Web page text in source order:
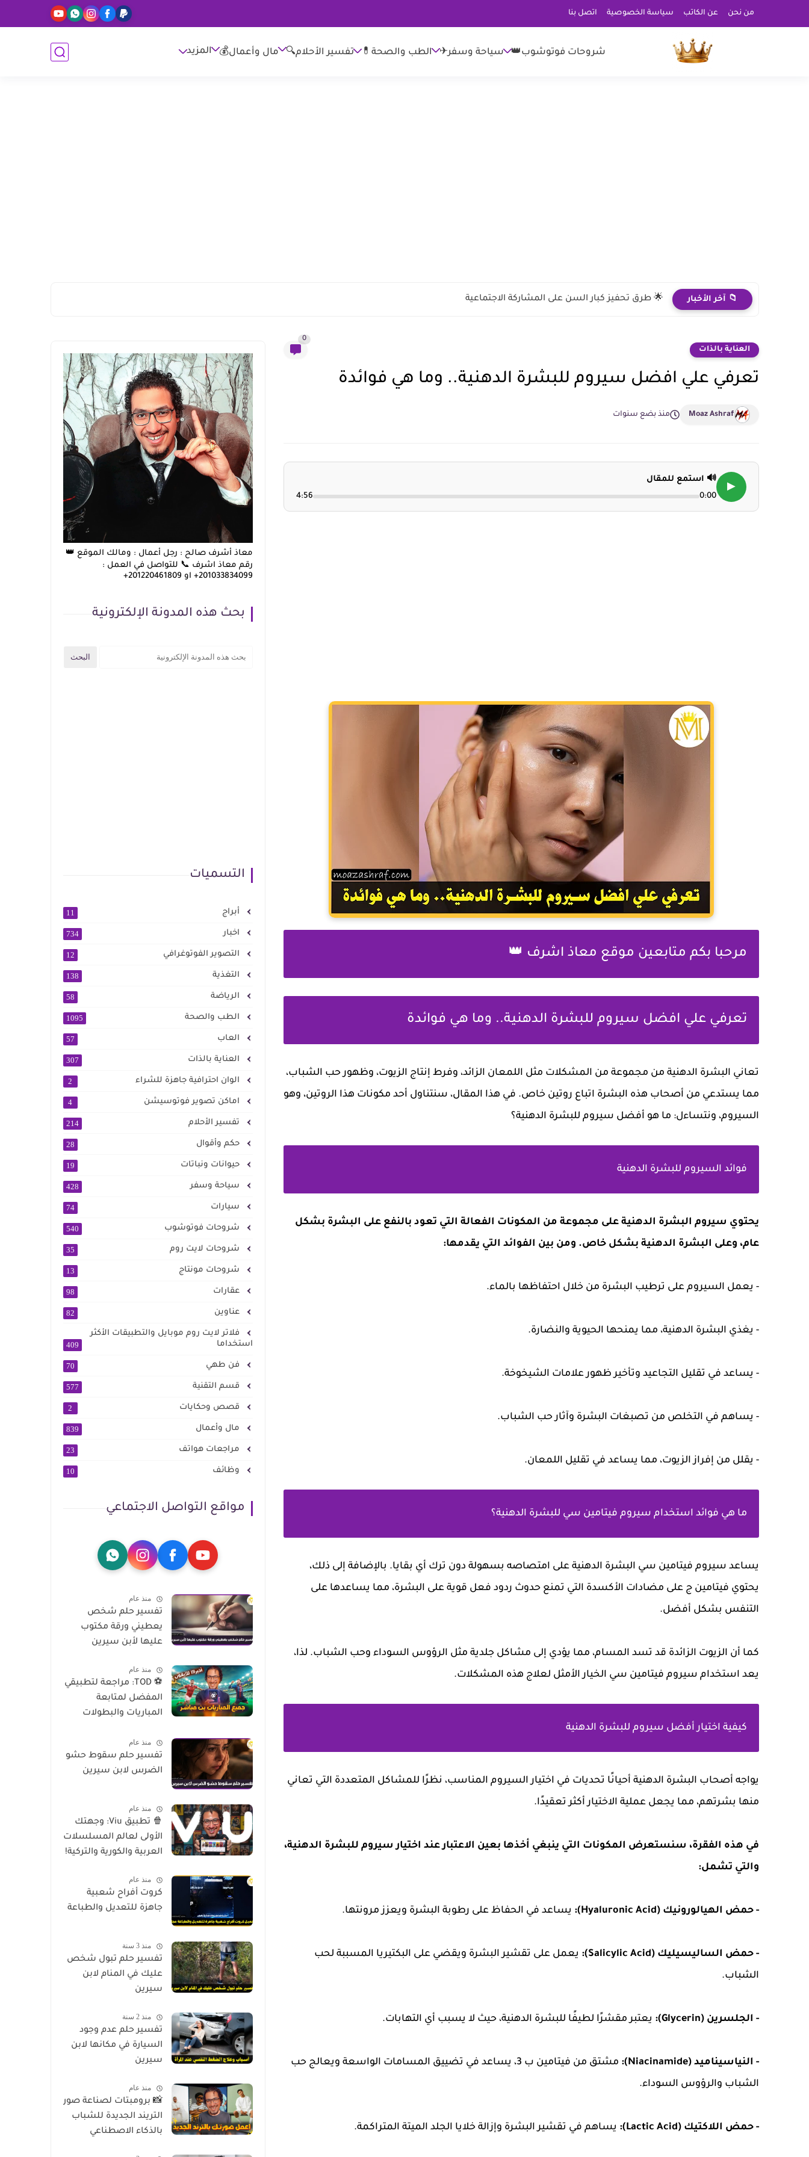
من نحن عن الكاتب سياسة الخصوصية اتصل بنا
شروحات فوتوشوب👑 سياحة وسفر✈ الطب والصحة💊 تفسير الأحلام🔍 مال وأعمال💰 المزيد
📁 آخر الأخبار 🌟 طرق تحفيز كبار السن على المشاركة الاجتماعية
العناية بالذات
0
تعرفي علي افضل سيروم للبشرة الدهنية.. وما هي فوائدة
Moaz Ashraf منذ بضع سنوات
▶
🔊 استمع للمقال
0:00
4:56
مرحبا بكم متابعين موقع معاذ اشرف 👑
تعرفي علي افضل سيروم للبشرة الدهنية.. وما هي فوائدة
تعاني البشرة الدهنية من مجموعة من المشكلات مثل اللمعان الزائد، وفرط إنتاج الزيوت، وظهور حب الشباب،
مما يستدعي من أصحاب هذه البشرة اتباع روتين خاص. في هذا المقال، سنتناول أحد مكونات هذا الروتين، وهو
السيروم، ونتساءل: ما هو أفضل سيروم للبشرة الدهنية؟
فوائد السيروم للبشرة الدهنية
يحتوي سيروم البشرة الدهنية على مجموعة من المكونات الفعالة التي تعود بالنفع على البشرة بشكل
عام، وعلى البشرة الدهنية بشكل خاص. ومن بين الفوائد التي يقدمها:
- يعمل السيروم على ترطيب البشرة من خلال احتفاظها بالماء.
- يغذي البشرة الدهنية، مما يمنحها الحيوية والنضارة.
- يساعد في تقليل التجاعيد وتأخير ظهور علامات الشيخوخة.
- يساهم في التخلص من تصبغات البشرة وآثار حب الشباب.
- يقلل من إفراز الزيوت، مما يساعد في تقليل اللمعان.
ما هي فوائد استخدام سيروم فيتامين سي للبشرة الدهنية؟
يساعد سيروم فيتامين سي البشرة الدهنية على امتصاصه بسهولة دون ترك أي بقايا. بالإضافة إلى ذلك،
يحتوي فيتامين ج على مضادات الأكسدة التي تمنع حدوث ردود فعل قوية على البشرة، مما يساعدها على
التنفس بشكل أفضل.
كما أن الزيوت الزائدة قد تسد المسام، مما يؤدي إلى مشاكل جلدية مثل الرؤوس السوداء وحب الشباب. لذا،
يعد استخدام سيروم فيتامين سي الخيار الأمثل لعلاج هذه المشكلات.
كيفية اختيار أفضل سيروم للبشرة الدهنية
يواجه أصحاب البشرة الدهنية أحيانًا تحديات في اختيار السيروم المناسب، نظرًا للمشاكل المتعددة التي تعاني
منها بشرتهم، مما يجعل عملية الاختيار أكثر تعقيدًا.
في هذه الفقرة، سنستعرض المكونات التي ينبغي أخذها بعين الاعتبار عند اختيار سيروم للبشرة الدهنية،
والتي تشمل:
- حمض الهيالورونيك (Hyaluronic Acid): يساعد في الحفاظ على رطوبة البشرة ويعزز مرونتها.
- حمض الساليسيليك (Salicylic Acid):
يعمل على تقشير البشرة ويقضي على البكتيريا المسببة لحب
الشباب.
- الجلسرين (Glycerin): يعتبر مقشرًا لطيفًا للبشرة الدهنية، حيث لا يسبب أي التهابات.
- النياسيناميد (Niacinamide):
مشتق من فيتامين ب 3، يساعد في تضييق المسامات الواسعة ويعالج حب
الشباب والرؤوس السوداء.
- حمض اللاكتيك (Lactic Acid): يساهم في تقشير البشرة وإزالة خلايا الجلد الميتة المتراكمة.
معاذ أشرف صالح : رجل أعمال : ومالك الموقع 👑
رقم معاذ اشرف 📞 للتواصل في العمل :
201033834099+ او 201220461809+
بحث هذه المدونة الإلكترونية
التسميات
أبراج 11
اخبار 734
التصوير الفوتوغرافي 12
التغذية 138
الرياضة 58
الطب والصحة 1095
العاب 57
العناية بالذات 307
الوان احترافية جاهزة للشراء 2
اماكن تصوير فوتوسيشن 4
تفسير الأحلام 214
حكم وأقوال 28
حيوانات ونباتات 19
سياحة وسفر 428
سيارات 74
شروحات فوتوشوب 540
شروحات لايت روم 35
شروحات مونتاج 13
عقارات 98
عناوين 82
فلاتر لايت روم موبايل والتطبيقات الأكثر
استخداما
409
فن طهي 70
قسم التقنية 577
قصص وحكايات 2
مال وأعمال 839
مراجعات هواتف 23
وظائف 10
مواقع التواصل الاجتماعي
منذ عام
تفسير حلم شخص
يعطيني ورقة مكتوب
عليها لأبن سيرين
منذ عام
⚽ TOD: مراجعة لتطبيقي
المفضل لمتابعة
المباريات والبطولات
منذ عام
تفسير حلم سقوط حشو
الضرس لابن سيرين
منذ عام
🍿 تطبيق Viu: وجهتك
الأولى لعالم المسلسلات
العربية والكورية والتركية!
منذ عام
كروت أفراح شعبية
جاهزة للتعديل والطباعة
منذ 3 سنة
تفسير حلم تبول شخص
عليك في المنام لابن
سيرين
منذ 2 سنة
تفسير حلم عدم وجود
السيارة في مكانها لابن
سيرين
منذ عام
📸 برومبتات لصناعة صور
التريند الجديدة للشباب
بالذكاء الاصطناعي